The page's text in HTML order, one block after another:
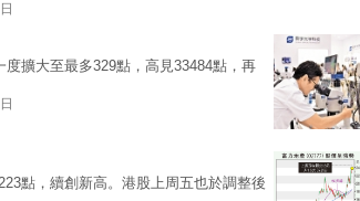
擴大至最多329點，高見33484點，再
點，續創新高。港股上周五也於調整後